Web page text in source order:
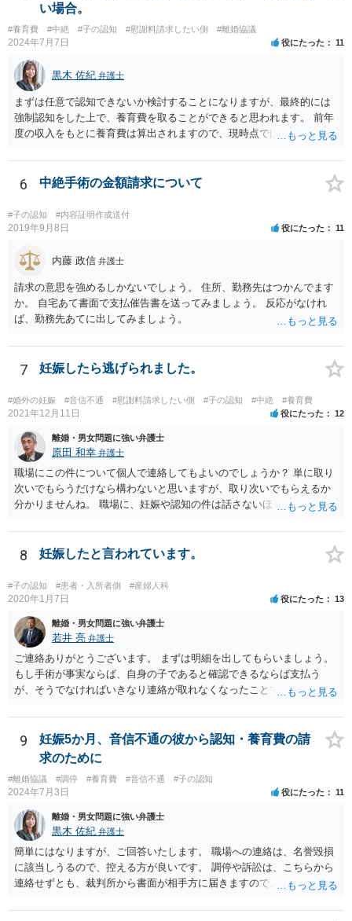
い場合。
#養育費 #中絶 #子の認知 #慰謝料請求したい側 #離婚協議
2024年7月7日 役にたった 11
黒木 佐紀 弁護士
まずは任意で認知できないか検討することになりますが、最終的には
強制認知をした上で、養育費を取ることができると思われます。 前年
度の収入をもとに養育費は算出されますので、現時点では少額しか取
育費の増額調停を起こすこともできます。 仮に中絶する場合でも、相
手方が妊娠について話し合いをしっかりしてくれない場合には、慰謝
料請求などもできる可能性があります。 いずれにせよ、親御さんとの
関わりが不可欠となると思われますので、一度話し合った上で、法律
事務所へ早めのご相談をされたほうがよろしいかと思います。
6 中絶手術の金額請求について
#子の認知 #内容証明作成送付
2019年9月8日 役にたった 11
内藤 政信 弁護士
請求の意思を強めるしかないでしょう。 住所、勤務先はつかんでます
か。 自宅あて書面で支払催告書を送ってみましょう。 反応がなけれ
ば、勤務先あてに出してみましょう。
7 妊娠したら逃げられました。
#婚外の妊娠 #音信不通 #慰謝料請求したい側 #子の認知 #中絶 #養育費
2021年12月11日 役にたった 12
離婚・男女問題に強い弁護士
原田 和幸 弁護士
職場にこの件について個人で連絡してもよいのでしょうか？ 単に取り
次いでもらうだけなら構わないと思いますが、取り次いでもらえるか
分かりませんね。 職場に、妊娠や認知の件は話さないほうがよいと思
難しいと思われれば、弁護士に入ってもらうことも検討されてくださ
い。 一度、お近くの弁護士に相談されてみてもよいと思います。
8 妊娠したと言われています。
#子の認知 #患者・入所者側 #産婦人科
2020年1月7日 役にたった 13
離婚・男女問題に強い弁護士
若井 亮 弁護士
ご連絡ありがとうございます。 まずは明細を出してもらいましょう。
もし手術が事実ならば、自身の子であると確認できるならば支払う
が、そうでなければいきなり連絡が取れなくなったことで不信感もあ
してはいかがでしょうか。 代理人となる場合ですが、事務所ごとにま
ちまちです。 弊所の場合、交渉をお受けするとなると20万円くらいが
多いかと思います。
9
妊娠5か月、音信不通の彼から認知・養育費の請
求のために
#離婚協議 #調停 #養育費 #音信不通 #子の認知
2024年7月3日 役にたった 11
離婚・男女問題に強い弁護士
黒木 佐紀 弁護士
簡単にはなりますが、ご回答いたします。 職場への連絡は、名誉毀損
に該当しうるので、控える方が良いです。 調停や訴訟は、こちらから
連絡せずとも、裁判所から書面が相手方に届きますので、連絡不要で
いのであれば、調停や訴訟をするしかないかと思います。